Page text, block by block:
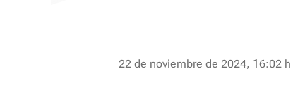
22 de noviembre de 2024, 16:02 h